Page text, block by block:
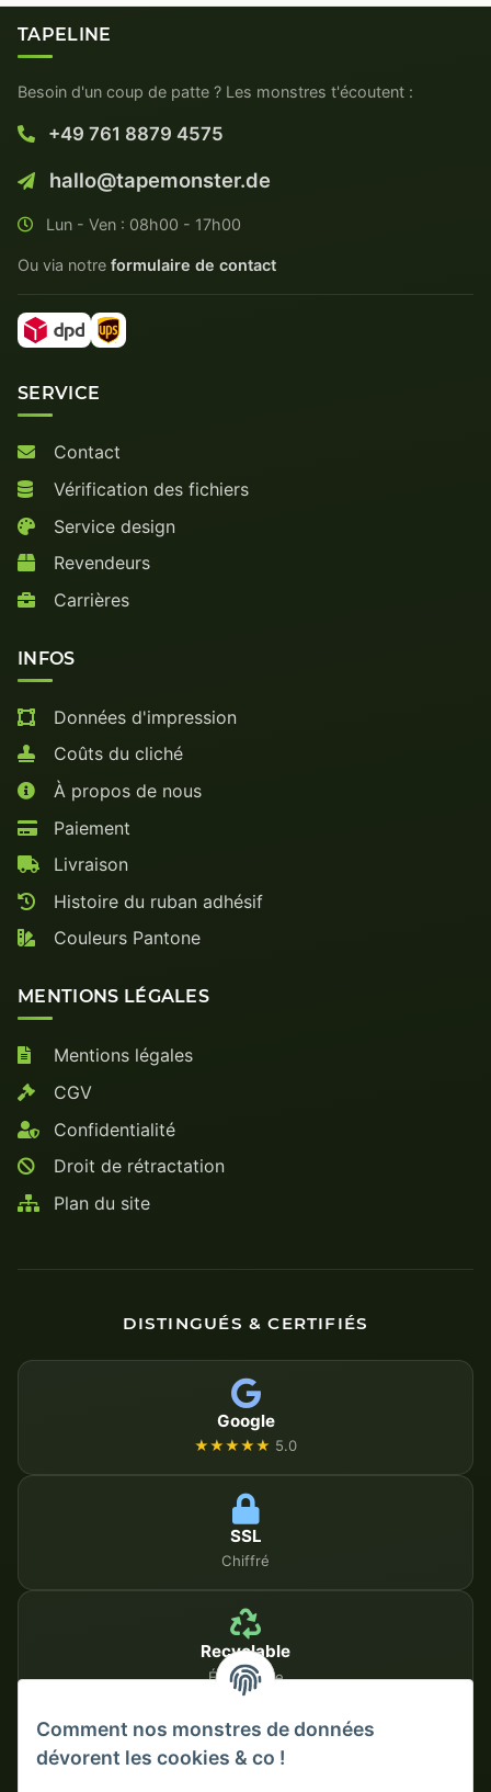
TAPELINE
Besoin d'un coup de patte ? Les monstres t'écoutent :
+49 761 8879 4575
hallo@tapemonster.de
Lun - Ven : 08h00 - 17h00
Ou via notre formulaire de contact
SERVICE
Contact
Vérification des fichiers
Service design
Revendeurs
Carrières
INFOS
Données d'impression
Coûts du cliché
À propos de nous
Paiement
Livraison
Histoire du ruban adhésif
Couleurs Pantone
MENTIONS LÉGALES
Mentions légales
CGV
Confidentialité
Droit de rétractation
Plan du site
DISTINGUÉS & CERTIFIÉS
Google
★★★★★ 5.0
SSL
Chiffré
Recyclable
Écologique
MÉTHODES DE PAIEMENT SÉCURISÉES
Comment nos monstres de données
dévorent les cookies & co !